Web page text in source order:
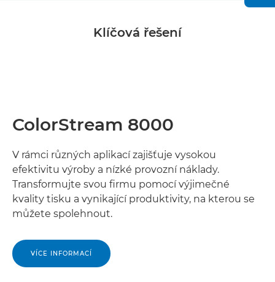
Klíčová řešení
ColorStream 8000
V rámci různých aplikací zajišťuje vysokou
efektivitu výroby a nízké provozní náklady.
Transformujte svou firmu pomocí výjimečné
kvality tisku a vynikající produktivity, na kterou se
můžete spolehnout.
VÍCE INFORMACÍ